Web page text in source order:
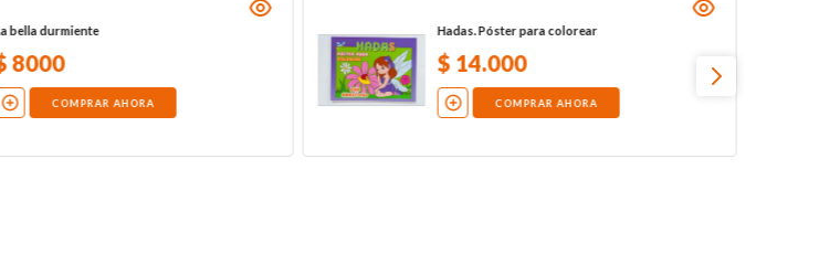
bella durmiente
8000
COMPRAR AHORA
Hadas. Póster para colorear
$ 14.000
COMPRAR AHORA